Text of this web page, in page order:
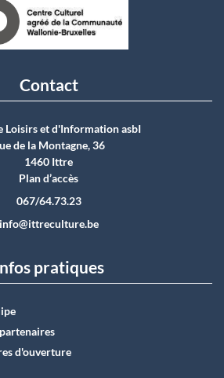
Contact
Loisirs et d'Information asbI
de la Montagne, 36
1460 Ittre
Plan d’accès
067/64.73.23
info@ittreculture.be
pratiques
d'ouverture